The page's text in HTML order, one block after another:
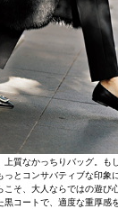
上質なかっちりバッグ。も
とコンサバティブな印象
こそ、大人ならではの遊び
黒コートで、適度な重厚感